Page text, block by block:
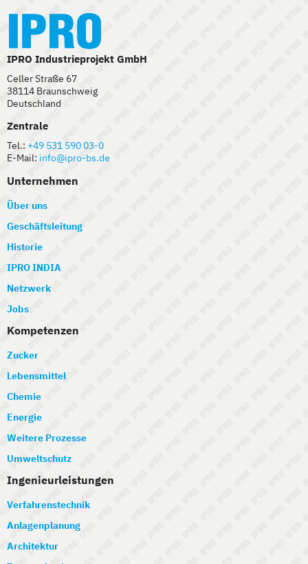
IPRO Industrieprojekt GmbH
Celler Straße 67
38114 Braunschweig
Deutschland
Zentrale
Tel.: +49 531 590 03-0
E-Mail: info@ipro-bs.de
Unternehmen
Über uns
Geschäftsleitung
Historie
IPRO INDIA
Netzwerk
Jobs
Kompetenzen
Zucker
Lebensmittel
Chemie
Energie
Weitere Prozesse
Umweltschutz
Ingenieurleistungen
Verfahrenstechnik
Anlagenplanung
Architektur